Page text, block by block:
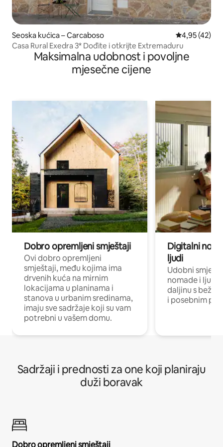
Seoska kućica – Carcaboso Prosječna
4,95 (42)
Casa Rural Exedra 3* Dođite i otkrijte Extremaduru
Maksimalna udobnost i povoljne
mjesečne cijene
Dobro opremljeni smještaji
Ovi dobro opremljeni
smještaji, među kojima ima
drvenih kuća na mirnim
lokacijama u planinama i
stanova u urbanim sredinama,
imaju sve sadržaje koji su vam
potrebni u vašem domu.
Digitalni
ljudi
Udobni
nomade i ljude
daljinu s
i posebnim
Sadržaji i prednosti za one koji planiraju
duži boravak
Dobro opremljeni smještaji